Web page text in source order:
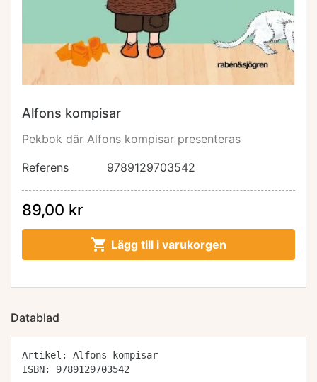
Alfons kompisar
Pekbok där Alfons kompisar presenteras
Referens
9789129703542
89,00 kr
 Lägg till i varukorgen
Datablad
Artikel: Alfons kompisar
ISBN: 9789129703542